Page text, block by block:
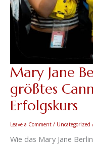
Mary Jane
größtes
Erfolgskurs
Leave a Comment / Uncategorized
Wie das Mary Jane